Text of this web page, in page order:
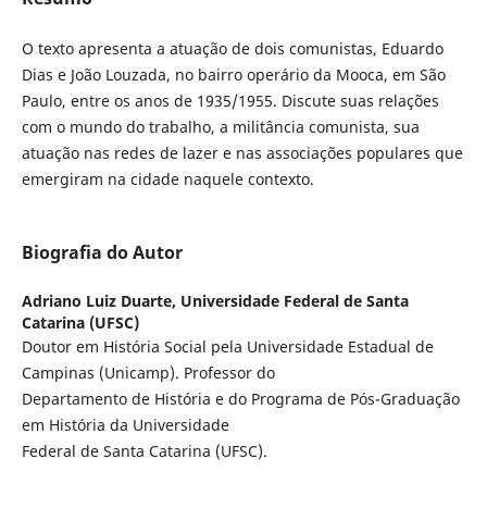
O texto apresenta a atuação de dois comunistas, Eduardo
Dias e João Louzada, no bairro operário da Mooca, em São
Paulo, entre os anos de 1935/1955. Discute suas relações
com o mundo do trabalho, a militância comunista, sua
atuação nas redes de lazer e nas associações populares que
emergiram na cidade naquele contexto.
Biografia do Autor
Adriano Luiz Duarte, Universidade Federal de Santa
Catarina (UFSC)
Doutor em História Social pela Universidade Estadual de
Campinas (Unicamp). Professor do
Departamento de História e do Programa de Pós-Graduação
em História da Universidade
Federal de Santa Catarina (UFSC).